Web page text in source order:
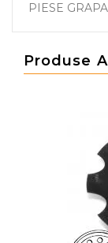
PIESE
Produse